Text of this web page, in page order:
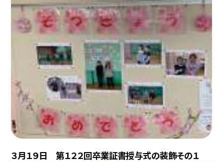
３月１９日 第１２２回卒業証書授与式の装飾その１